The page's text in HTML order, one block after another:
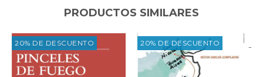
PRODUCTOS SIMILARES
20% DE DESCUENTO 20% DE DESCUENTO